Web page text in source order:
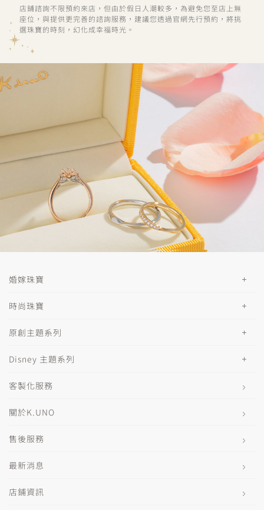
店鋪諮詢不限預約來店，但由於假日人潮較多，為避免您至店上無
座位，與提供更完善的諮詢服務，建議您透過官網先行預約，將挑
選珠寶的時刻，幻化成幸福時光。
婚嫁珠寶
時尚珠寶
原創主題系列
Disney 主題系列
客製化服務
關於K.UNO
售後服務
最新消息
店鋪資訊